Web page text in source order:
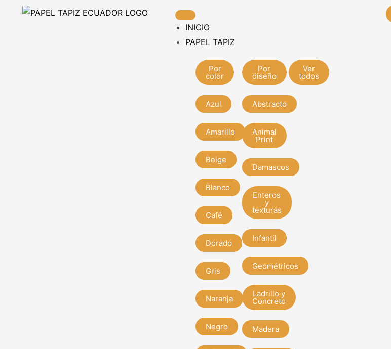
INICIO
PAPEL TAPIZ
Por
color
Azul
Amarillo
Beige
Blanco
Café
Dorado
Gris
Naranja
Negro
Por
diseño
Abstracto
Animal
Print
Damascos
Enteros
y
texturas
Infantil
Geométricos
Ladrillo y
Concreto
Madera
Ver
todos